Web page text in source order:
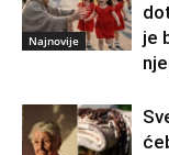
Najnovije
je